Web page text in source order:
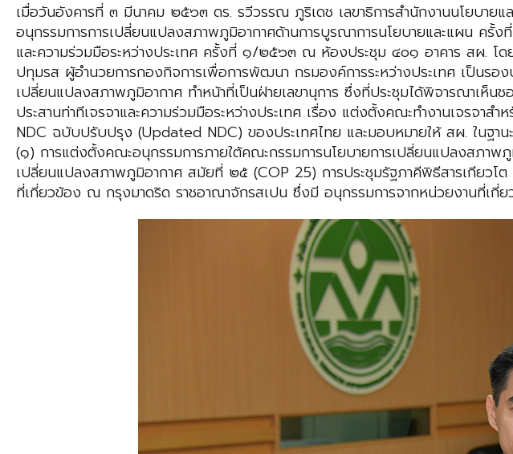
เมื่อวันอังคารที่ ๓ มีนาคม ๒๕๖๓ ดร. รวีวรรณ ภูริเดช เลขาธิการสำนักงานนโยบายแ
อนุกรรมการการเปลี่ยนแปลงสภาพภูมิอากาศด้านการบูรณาการนโยบายและแผน ค
และความร่วมมือระหว่างประเทศ ครั้งที่ ๑/๒๕๖๓ ณ ห้องประชุม ๔๐๑ อาคาร สผ. โ
ปทุมรส ผู้อำนวยการกองกิจการเพื่อการพัฒนา กรมองค์การระหว่างประเทศ เป็นร
เปลี่ยนแปลงสภาพภูมิอากาศ ทำหน้าที่เป็นฝ่ายเลขานุการ ซึ่งที่ประชุมได้พิจารณาเห็
ประสานท่าทีเจรจาและความร่วมมือระหว่างประเทศ เรื่อง แต่งตั้งคณะทำงานเจรจ
NDC ฉบับปรับปรุง (Updated NDC) ของประเทศไทย และมอบหมายให้ สผ. ในฐาน
(๑) การแต่งตั้งคณะอนุกรรมการภายใต้คณะกรรมการนโยบายการเปลี่ยนแปลงสภา
เปลี่ยนแปลงสภาพภูมิอากาศ สมัยที่ ๒๕ (COP 25) การประชุมรัฐภาคีพิธีสารเกียว
ที่เกี่ยวข้อง ณ กรุงมาดริด ราชอาณาจักรสเปน ซึ่งมี อนุกรรมการจากหน่วยงานที่เกี่